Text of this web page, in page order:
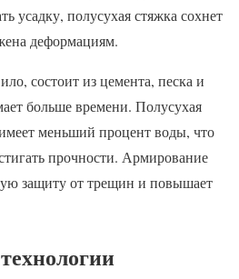
усадку, полусухая стяжка сохнет
деформациям.
состоит из цемента, песка и
больше времени. Полусухая
меньший процент воды, что
прочности. Армирование
защиту от трещин и повышает